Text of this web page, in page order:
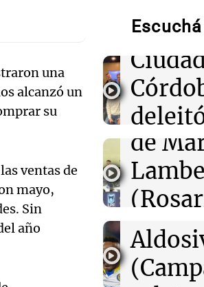
una
alcanzó un
su
ventas de
mayo,
Sin
año
Descubren
cuerpo de
00:55 Mundo
China se
Dolphin;
actividades
provincias
00:32 Clima
Clima en Salta:
tiempo este
00:27 Clima
Clima en
el tiempo este
radio
tango
Episodios
Audio.
de
de
Deportes
Audio.
de
Audio.